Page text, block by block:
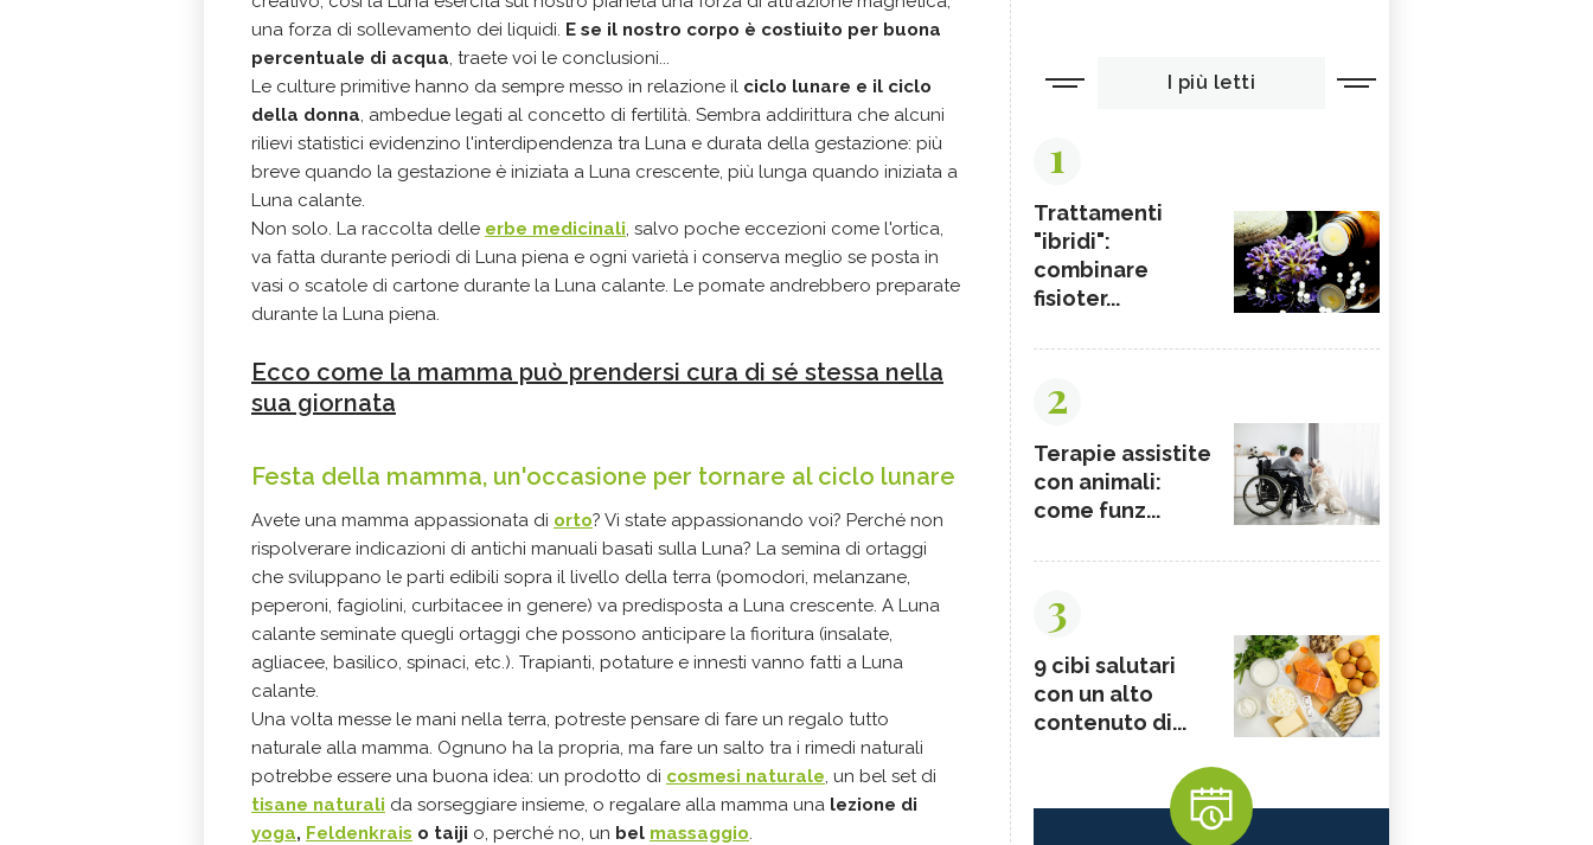
una forza di sollevamento dei liquidi. E se il nostro corpo è costiuito per buona
percentuale di acqua, traete voi le conclusioni...
Le culture primitive hanno da sempre messo in relazione il ciclo lunare e il ciclo
della donna, ambedue legati al concetto di fertilità. Sembra addirittura che alcuni
rilievi statistici evidenzino l'interdipendenza tra Luna e durata della gestazione: più
breve quando la gestazione è iniziata a Luna crescente, più lunga quando iniziata a
Luna calante.
Non solo. La raccolta delle erbe medicinali, salvo poche eccezioni come l'ortica,
va fatta durante periodi di Luna piena e ogni varietà i conserva meglio se posta in
vasi o scatole di cartone durante la Luna calante. Le pomate andrebbero preparate
durante la Luna piena.
Ecco come la mamma può prendersi cura di sé stessa nella
sua giornata
Festa della mamma, un'occasione per tornare al ciclo lunare
Avete una mamma appassionata di orto? Vi state appassionando voi? Perché non
rispolverare indicazioni di antichi manuali basati sulla Luna? La semina di ortaggi
che sviluppano le parti edibili sopra il livello della terra (pomodori, melanzane,
peperoni, fagiolini, curbitacee in genere) va predisposta a Luna crescente. A Luna
calante seminate quegli ortaggi che possono anticipare la fioritura (insalate,
agliacee, basilico, spinaci, etc.). Trapianti, potature e innesti vanno fatti a Luna
calante.
Una volta messe le mani nella terra, potreste pensare di fare un regalo tutto
naturale alla mamma. Ognuno ha la propria, ma fare un salto tra i rimedi naturali
potrebbe essere una buona idea: un prodotto di cosmesi naturale, un bel set di
tisane naturali da sorseggiare insieme, o regalare alla mamma una lezione di
yoga, Feldenkrais o taiji o, perché no, un bel massaggio.
I più letti
1
Trattamenti
"ibridi":
combinare
fisioter...
2
Terapie assistite
con animali:
come funz...
3
9 cibi salutari
con un alto
contenuto di...